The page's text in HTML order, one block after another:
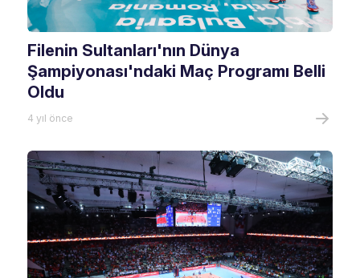
Filenin Sultanları'nın Dünya
Şampiyonası'ndaki Maç Programı Belli
Oldu
4 yıl önce